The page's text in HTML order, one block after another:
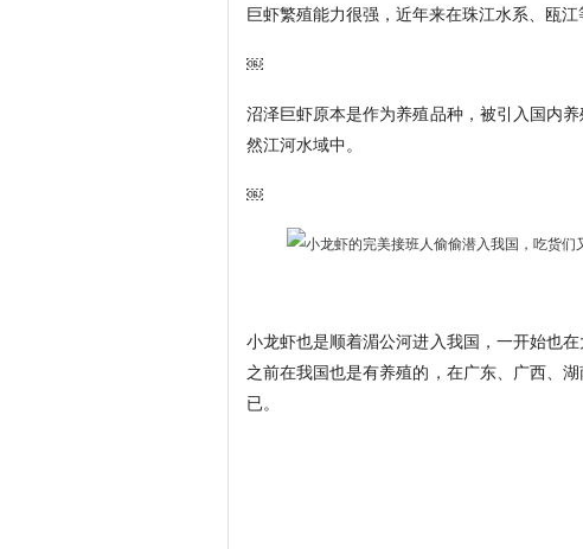
巨虾繁殖能力很强，近年来在珠江水系、瓯
￼
沼泽巨虾原本是作为养殖品种，被引入国内
然江河水域中。
￼
小龙虾也是顺着湄公河进入我国，一开始也
之前在我国也是有养殖的，在广东、广西、
已。